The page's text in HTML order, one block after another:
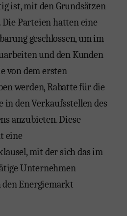
ist, mit den Grundsätzen
Die Parteien hatten eine
geschlossen, um im
und den Kunden
von dem ersten
werden, Rabatte für die
in den Verkaufsstellen des
anzubieten. Diese
eine
mit der sich das im
Unternehmen
Energiemarkt